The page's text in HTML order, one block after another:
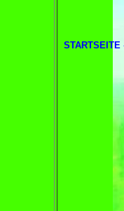
STARTSEITE